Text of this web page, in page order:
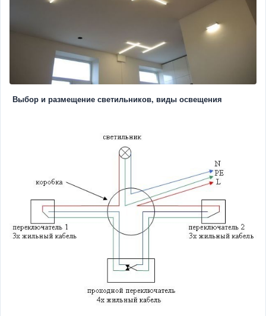
Выбор и размещение светильников, виды освещения